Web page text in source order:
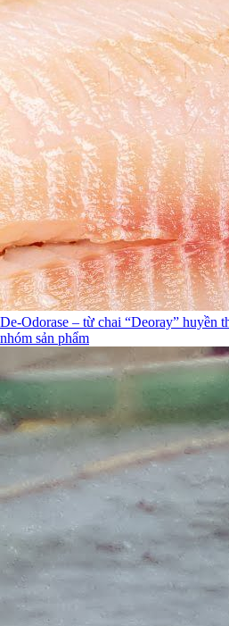
De-Odorase – từ chai “Deoray” huyền
nhóm sản phẩm